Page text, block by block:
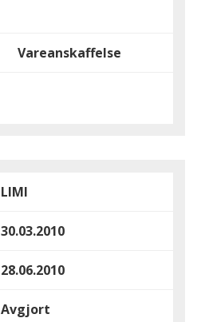
Vareanskaffelse
LIMI
30.03.2010
28.06.2010
Avgjort